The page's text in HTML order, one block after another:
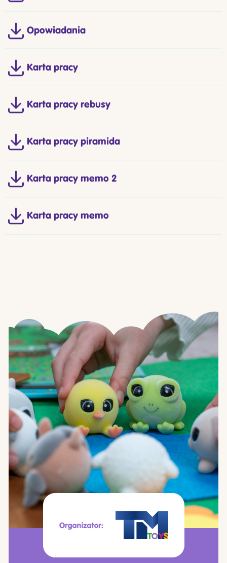
Opowiadania
Karta pracy
Karta pracy rebusy
Karta pracy piramida
Karta pracy memo 2
Karta pracy memo